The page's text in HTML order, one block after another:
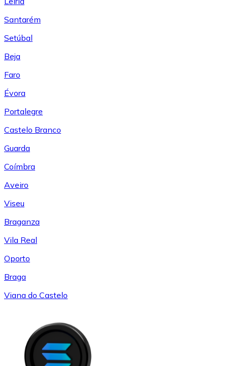
Santarém
Setúbal
Beja
Faro
Évora
Portalegre
Castelo Branco
Guarda
Coímbra
Aveiro
Viseu
Braganza
Vila Real
Oporto
Braga
Viana do Castelo